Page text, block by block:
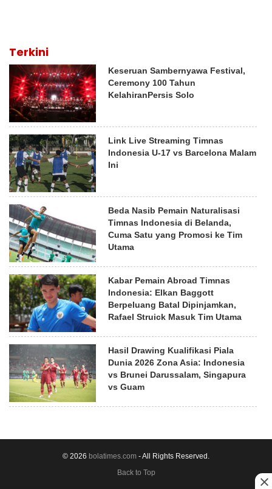
Terkini
Keseruan Sambernyawa Festival,
Ceremony 100 Tahun
KelahiranPersis Solo
Link Live Streaming Timnas
Indonesia U-17 vs Barcelona Malam
Ini
Beda Nasib Pemain Naturalisasi
Timnas Indonesia di Belanda,
Cuma Satu yang Promosi ke Tim
Utama
Kabar Pemain Abroad Timnas
Indonesia: Elkan Baggott
Berpeluang Batal Dipinjamkan,
Rafael Struick Masuk Tim Utama
Hasil Drawing Kualifikasi Piala
Dunia 2026 Zona Asia: Indonesia
vs Brunei Darussalam, Singapura
vs Guam
© 2026 bolatimes.com - All Rights Reserved.
Back to Top